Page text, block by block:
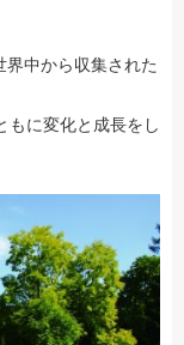
中から収集された
もに変化と成長をし